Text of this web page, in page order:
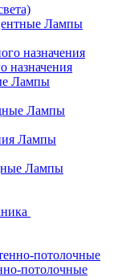
Лампы
назначения
Лампы
Лампы
Лампы
Лампы
потолочные